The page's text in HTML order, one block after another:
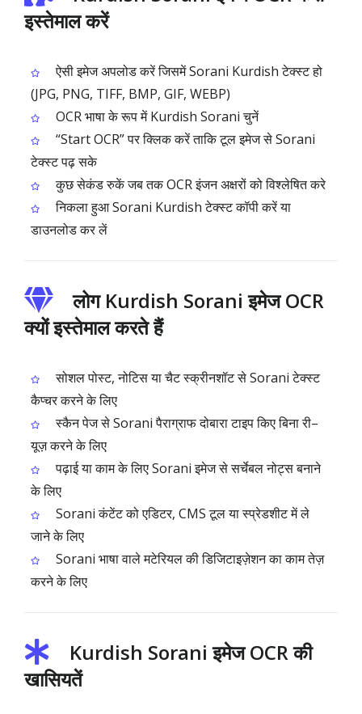
इस्तेमाल करें
ऐसी इमेज अपलोड करें जिसमें Sorani Kurdish टेक्स्ट हो
(JPG, PNG, TIFF, BMP, GIF, WEBP)
OCR भाषा के रूप में Kurdish Sorani चुनें
“Start OCR” पर क्लिक करें ताकि टूल इमेज से Sorani
टेक्स्ट पढ़ सके
कुछ सेकंड रुकें जब तक OCR इंजन अक्षरों को विश्लेषित करे
निकला हुआ Sorani Kurdish टेक्स्ट कॉपी करें या
डाउनलोड कर लें
लोग Kurdish Sorani इमेज OCR
क्यों इस्तेमाल करते हैं
सोशल पोस्ट, नोटिस या चैट स्क्रीनशॉट से Sorani टेक्स्ट
कैप्चर करने के लिए
स्कैन पेज से Sorani पैराग्राफ दोबारा टाइप किए बिना री–
यूज़ करने के लिए
पढ़ाई या काम के लिए Sorani इमेज से सर्चेबल नोट्स बनाने
के लिए
Sorani कंटेंट को एडिटर, CMS टूल या स्प्रेडशीट में ले
जाने के लिए
Sorani भाषा वाले मटेरियल की डिजिटाइज़ेशन का काम तेज़
करने के लिए
Kurdish Sorani इमेज OCR की
खासियतें